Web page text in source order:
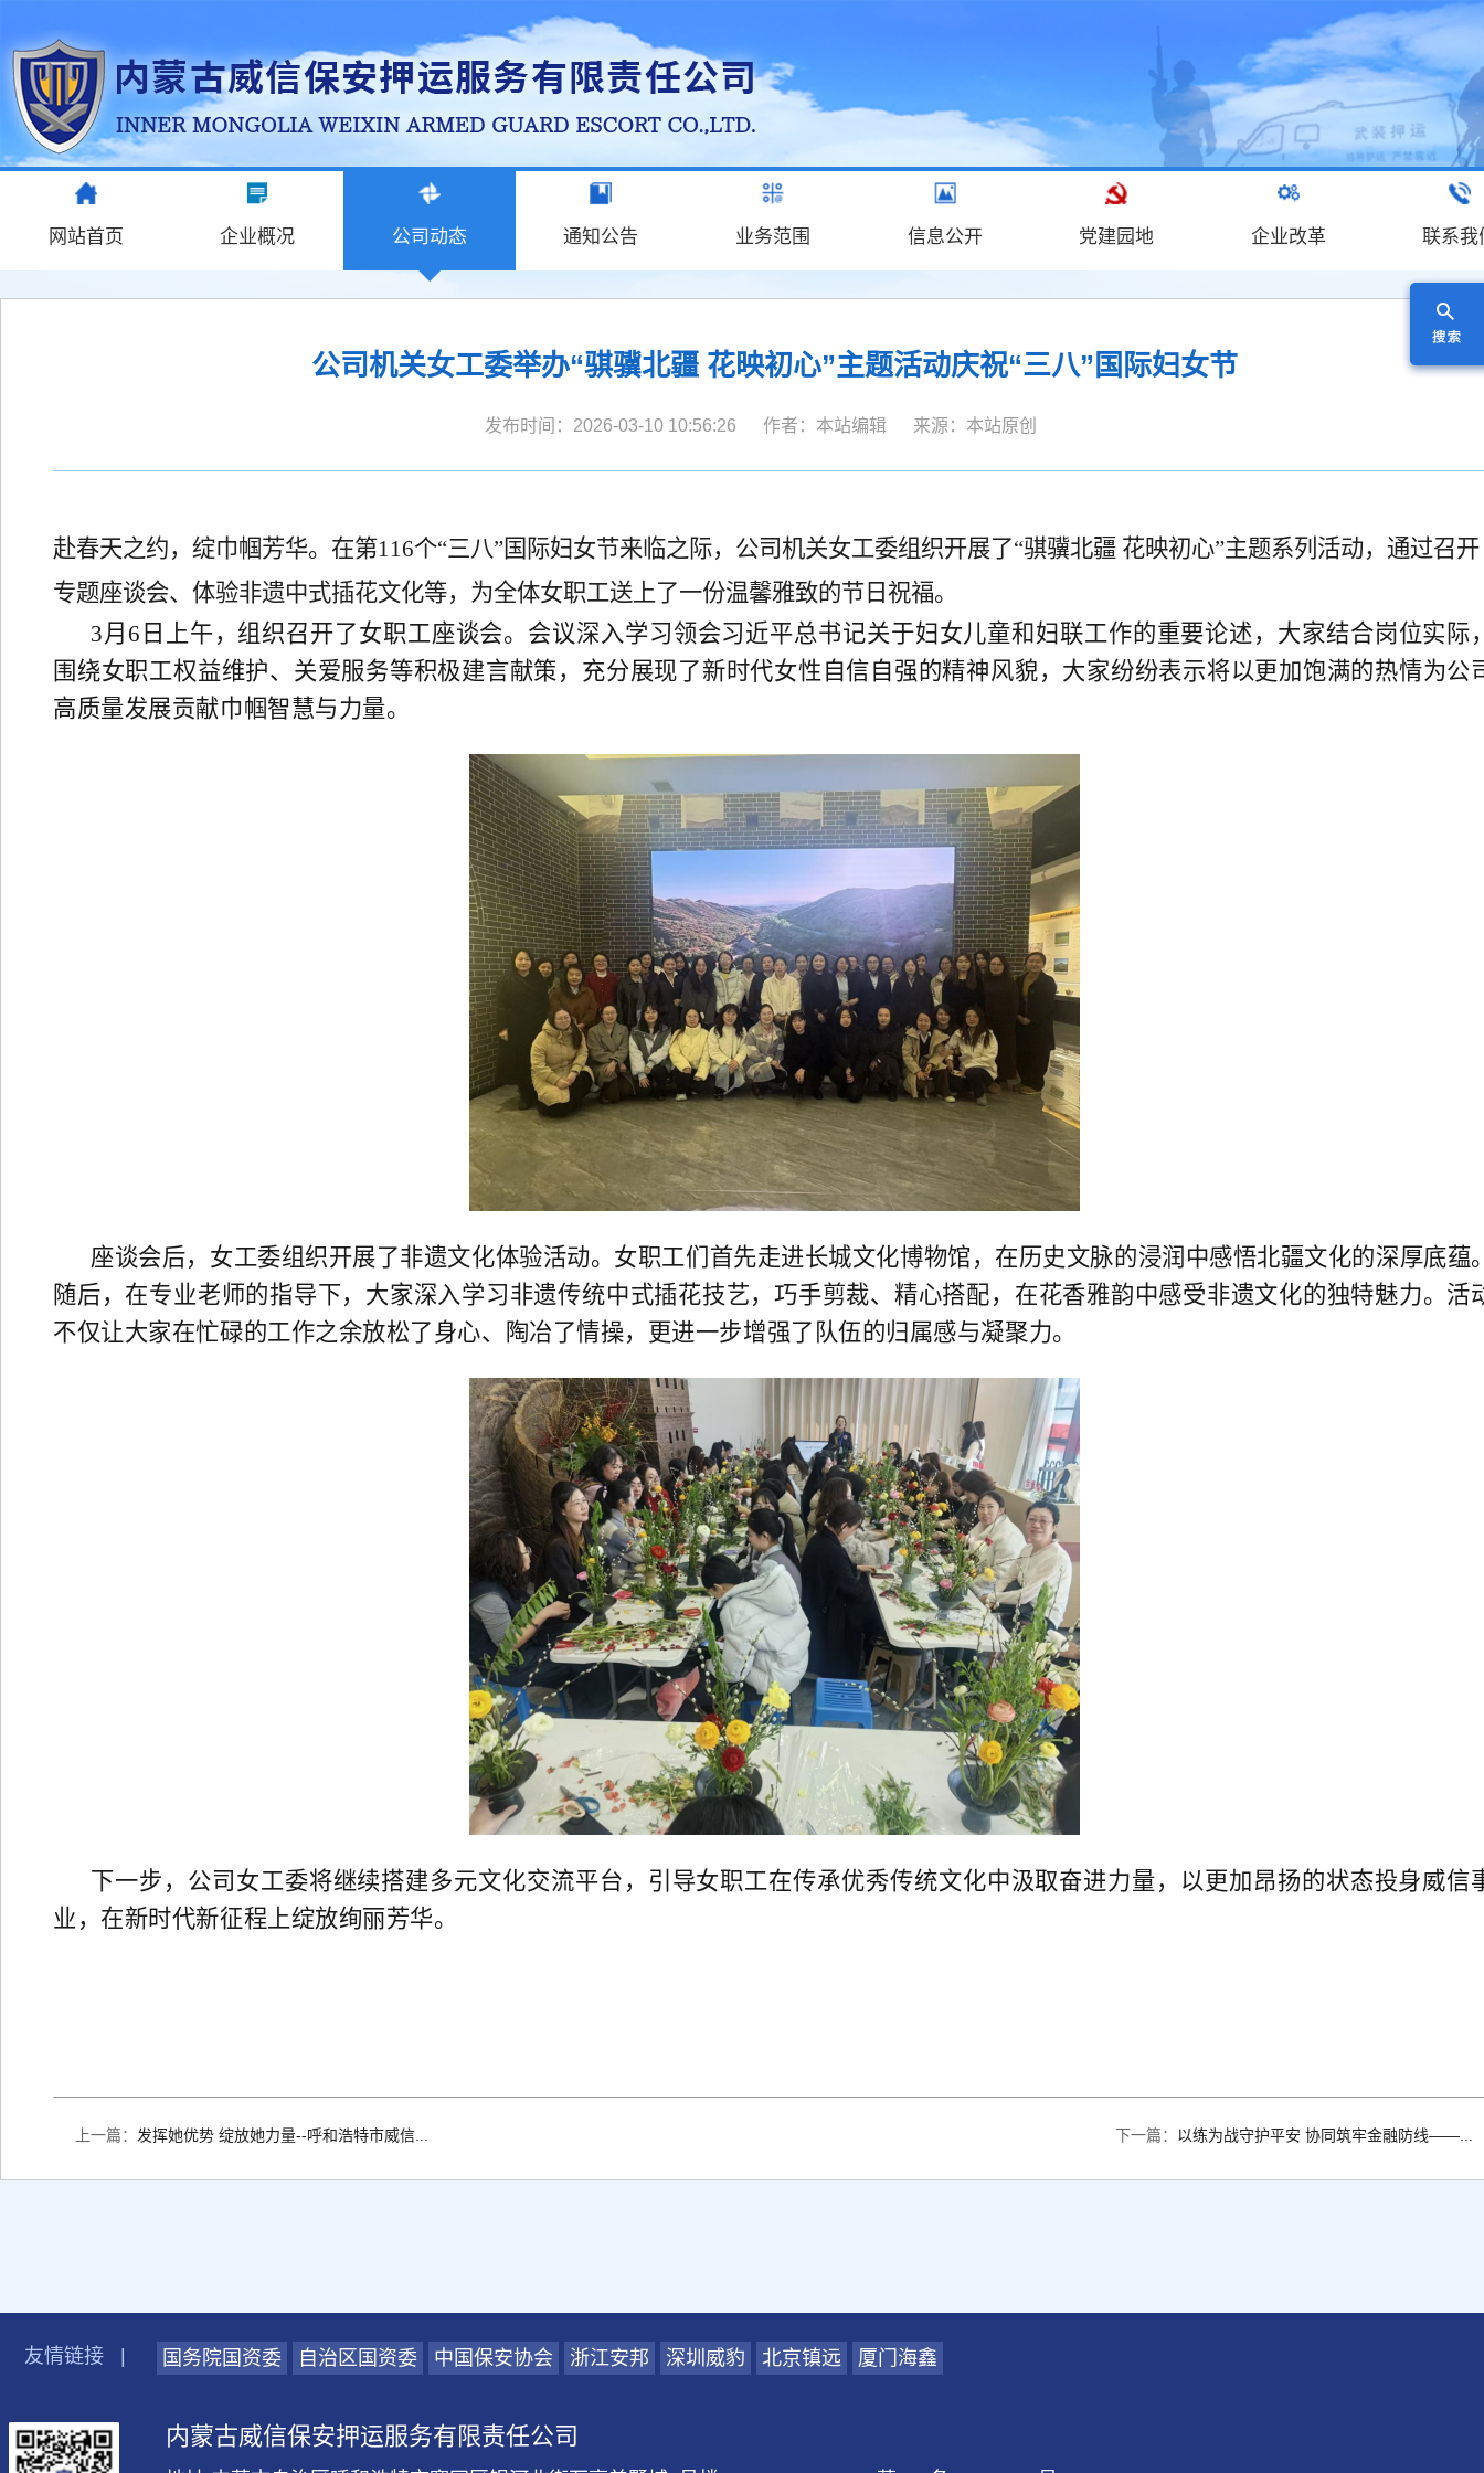
网站首页 企业概况 公司动态 通知公告 业务范围 信息公开 党建园地 企业改革 联系我
公司机关女工委举办“骐骥北疆 花映初心”主题活动庆祝“三八”国际妇女节
发布时间：2026-03-10 10:56:26 作者：本站编辑 来源：本站原创
赴春天之约，绽巾帼芳华。在第116个“三八”国际妇女节来临之际，公司机关女工委组织开展了“骐骥北疆 花映初心”主题系列活动，通过召开
专题座谈会、体验非遗中式插花文化等，为全体女职工送上了一份温馨雅致的节日祝福。
3月6日上午，组织召开了女职工座谈会。会议深入学习领会习近平总书记关于妇女儿童和妇联工作的重要论述，大家结合岗位实际
围绕女职工权益维护、关爱服务等积极建言献策，充分展现了新时代女性自信自强的精神风貌，大家纷纷表示将以更加饱满的热情为公
高质量发展贡献巾帼智慧与力量。
座谈会后，女工委组织开展了非遗文化体验活动。女职工们首先走进长城文化博物馆，在历史文脉的浸润中感悟北疆文化的深厚底蕴
随后，在专业老师的指导下，大家深入学习非遗传统中式插花技艺，巧手剪裁、精心搭配，在花香雅韵中感受非遗文化的独特魅力。活
不仅让大家在忙碌的工作之余放松了身心、陶冶了情操，更进一步增强了队伍的归属感与凝聚力。
下一步，公司女工委将继续搭建多元文化交流平台，引导女职工在传承优秀传统文化中汲取奋进力量，以更加昂扬的状态投身威信
业，在新时代新征程上绽放绚丽芳华。
上一篇： 发挥她优势 绽放她力量--呼和浩特市威信... 下一篇： 以练为战守护平安 协同筑牢金融防线——...
友情链接 国务院国资委 自治区国资委 中国保安协会 浙江安邦 深圳威豹 北京镇远 厦门海鑫
内蒙古威信保安押运服务有限责任公司